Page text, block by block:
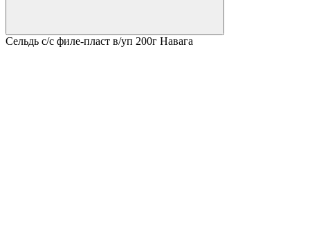
Сельдь с/с филе-пласт в/уп 200г Навага